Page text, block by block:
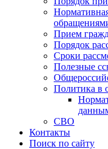
Прием
Порядок
Сроки
Полезные
Политика в
СВО
Контакты
Поиск по сайту